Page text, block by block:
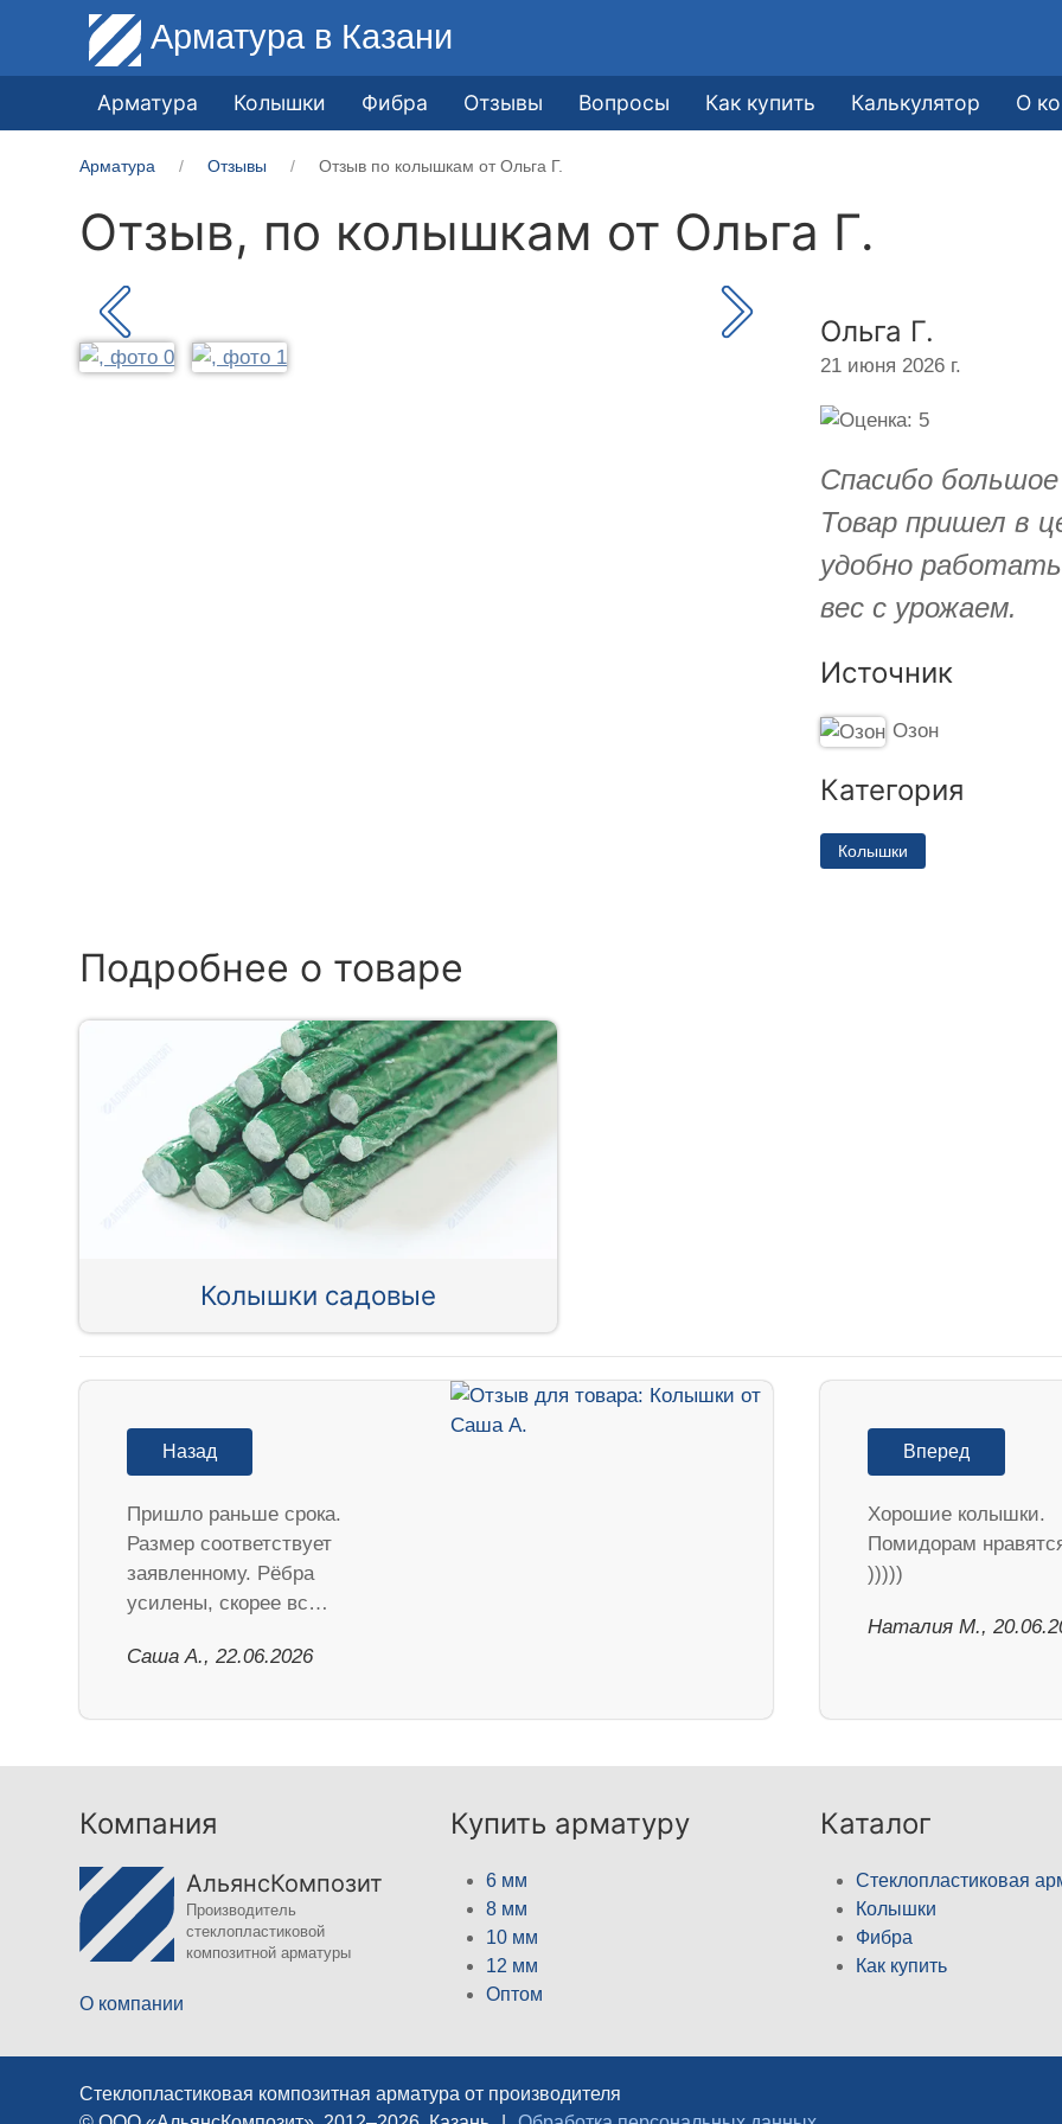
Арматура в Казани
Арматура Колышки Фибра Отзывы Вопросы Как купить Калькулятор О
Арматура Отзывы Отзыв по колышкам от Ольга Г.
Отзыв, по колышкам от Ольга Г.
Ольга Г.
21 июня 2026 г.
Спасибо
Товар пришел в
удобно
вес с урожаем.
Источник
Озон
Категория
Колышки
Подробнее о товаре
Колышки садовые
Назад
Пришло раньше срока.
Размер соответствует
заявленному. Рёбра
усилены, скорее вс…
Саша А., 22.06.2026
Вперед
Хорошие колышки.
Помидорам
)))))
Наталия М.,
Компания
АльянсКомпозит
Производитель
стеклопластиковой
композитной арматуры
О компании
Купить арматуру
6 мм
8 мм
10 мм
12 мм
Оптом
Каталог
Стеклопластиковая
Колышки
Фибра
Как купить
Стеклопластиковая композитная арматура от производителя